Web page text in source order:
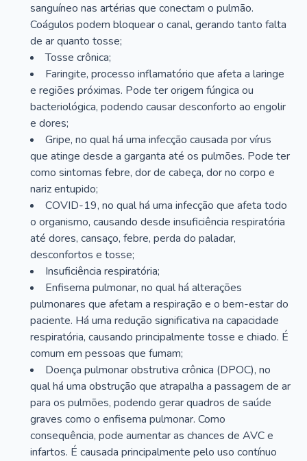
sanguíneo nas artérias que conectam o pulmão.
Coágulos podem bloquear o canal, gerando tanto falta
de ar quanto tosse;
Tosse crônica;
Faringite, processo inflamatório que afeta a laringe
e regiões próximas. Pode ter origem fúngica ou
bacteriológica, podendo causar desconforto ao engolir
e dores;
Gripe, no qual há uma infecção causada por vírus
que atinge desde a garganta até os pulmões. Pode ter
como sintomas febre, dor de cabeça, dor no corpo e
nariz entupido;
COVID-19, no qual há uma infecção que afeta todo
o organismo, causando desde insuficiência respiratória
até dores, cansaço, febre, perda do paladar,
desconfortos e tosse;
Insuficiência respiratória;
Enfisema pulmonar, no qual há alterações
pulmonares que afetam a respiração e o bem-estar do
paciente. Há uma redução significativa na capacidade
respiratória, causando principalmente tosse e chiado. É
comum em pessoas que fumam;
Doença pulmonar obstrutiva crônica (DPOC), no
qual há uma obstrução que atrapalha a passagem de ar
para os pulmões, podendo gerar quadros de saúde
graves como o enfisema pulmonar. Como
consequência, pode aumentar as chances de AVC e
infartos. É causada principalmente pelo uso contínuo